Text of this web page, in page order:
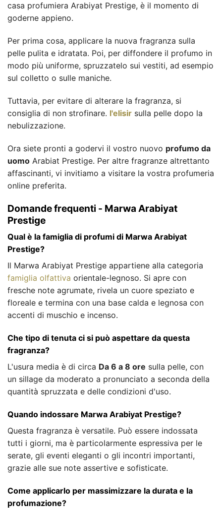
casa profumiera Arabiyat Prestige, è il momento di
goderne appieno.
Per prima cosa, applicare la nuova fragranza sulla
pelle pulita e idratata. Poi, per diffondere il profumo in
modo più uniforme, spruzzatelo sui vestiti, ad esempio
sul colletto o sulle maniche.
Tuttavia, per evitare di alterare la fragranza, si
consiglia di non strofinare. l'elisir sulla pelle dopo la
nebulizzazione.
Ora siete pronti a godervi il vostro nuovo profumo da
uomo Arabiat Prestige. Per altre fragranze altrettanto
affascinanti, vi invitiamo a visitare la vostra profumeria
online preferita.
Domande frequenti - Marwa Arabiyat
Prestige
Qual è la famiglia di profumi di Marwa Arabiyat
Prestige?
Il Marwa Arabiyat Prestige appartiene alla categoria
famiglia olfattiva orientale-legnoso. Si apre con
fresche note agrumate, rivela un cuore speziato e
floreale e termina con una base calda e legnosa con
accenti di muschio e incenso.
Che tipo di tenuta ci si può aspettare da questa
fragranza?
L'usura media è di circa Da 6 a 8 ore sulla pelle, con
un sillage da moderato a pronunciato a seconda della
quantità spruzzata e delle condizioni d'uso.
Quando indossare Marwa Arabiyat Prestige?
Questa fragranza è versatile. Può essere indossata
tutti i giorni, ma è particolarmente espressiva per le
serate, gli eventi eleganti o gli incontri importanti,
grazie alle sue note assertive e sofisticate.
Come applicarlo per massimizzare la durata e la
profumazione?